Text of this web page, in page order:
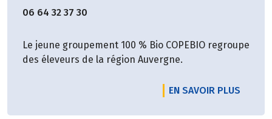
06 64 32 37 30
Le jeune groupement 100 % Bio COPEBIO regroupe
des éleveurs de la région Auvergne.
EN SAVOIR PLUS